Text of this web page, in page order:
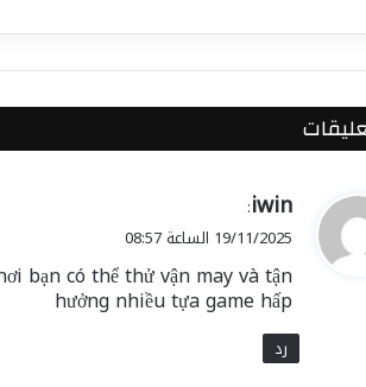
ي
ق
ل
iwin
:
19/11/2025 الساعة 08:57
bạn có thể thử vận may và tận
hưởng nhiều tựa game hấp
رد